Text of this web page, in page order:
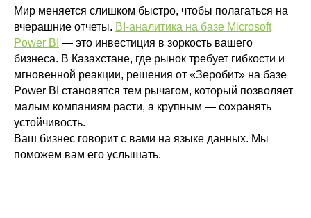
Мир меняется слишком быстро, чтобы полагаться на
вчерашние отчеты. BI-аналитика на базе Microsoft
Power BI — это инвестиция в зоркость вашего
бизнеса. В Казахстане, где рынок требует гибкости и
мгновенной реакции, решения от «Зеробит» на базе
Power BI становятся тем рычагом, который позволяет
малым компаниям расти, а крупным — сохранять
устойчивость.
Ваш бизнес говорит с вами на языке данных. Мы
поможем вам его услышать.